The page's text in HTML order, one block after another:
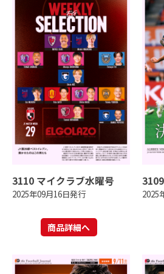
3110 マイクラブ水曜号
2025年09月16日発行
商品詳細へ
2025